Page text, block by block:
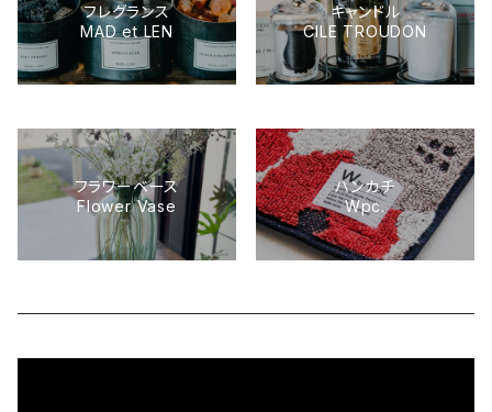
フレグランス
MAD et LEN
キャンドル
CILE TROUDON
フラワーベース
Flower Vase
ハンカチ
Wpc.